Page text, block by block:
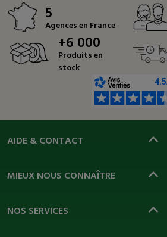
5
Agences en France
+6 000
Produits en
stock
AIDE & CONTACT
MIEUX NOUS CONNAÎTRE
NOS SERVICES